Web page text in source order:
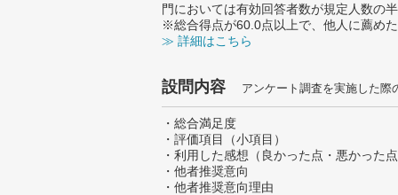
門においては有効回答者数が規定人数の
※総合得点が60.0点以上で、他人に薦め
≫ 詳細はこちら
設問内容 アンケート調査を実施した際
・総合満足度
・評価項目（小項目）
・利用した感想（良かった点・悪かった
・他者推奨意向
・他者推奨意向理由